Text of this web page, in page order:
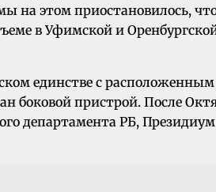
на этом приостановилось,
в Уфимской и
единстве с
боковой пристрой. После
департамента РБ,